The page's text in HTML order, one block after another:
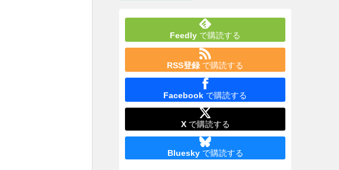
Feedly で購読する
RSS登録 で購読する
Facebook で購読する
Xで購読する
Blueskyで購読する